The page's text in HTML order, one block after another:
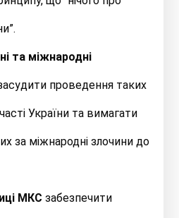
та міжнародні
проведення таких
України та вимагати
за міжнародні злочини до
МКС забезпечити